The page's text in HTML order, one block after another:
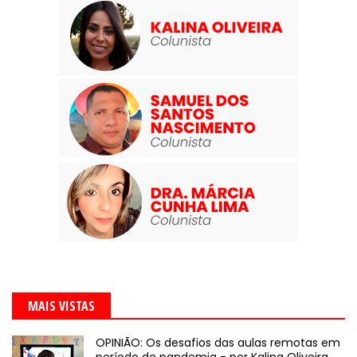
MAIS VISTAS
OPINIÃO: Os desafios das aulas remotas em